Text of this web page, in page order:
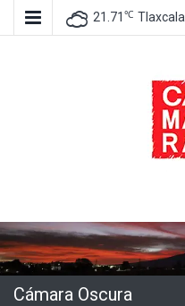
21.71 ℃ Tlaxcala
Cámara Oscura